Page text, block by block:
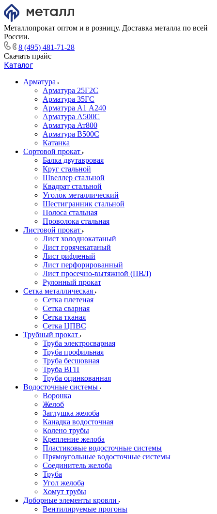
Металлопрокат оптом и в розницу. Доставка металла по всей
России.
8 (495) 481-71-28
Скачать прайс
Каталог
Арматура
Арматура 25Г2С
Арматура 35ГС
Арматура А1 А240
Арматура А500С
Арматура Ат800
Арматура В500С
Катанка
Сортовой прокат
Балка двутавровая
Круг стальной
Швеллер стальной
Квадрат стальной
Уголок металлический
Шестигранник стальной
Полоса стальная
Проволока стальная
Листовой прокат
Лист холоднокатаный
Лист горячекатаный
Лист рифленый
Лист перфорированный
Лист просечно-вытяжной (ПВЛ)
Рулонный прокат
Сетка металлическая
Сетка плетеная
Сетка сварная
Сетка тканая
Сетка ЦПВС
Трубный прокат
Труба электросварная
Труба профильная
Труба бесшовная
Труба ВГП
Труба оцинкованная
Водосточные системы
Воронка
Желоб
Заглушка желоба
Канадка водосточная
Колено трубы
Крепление желоба
Пластиковые водосточные системы
Прямоугольные водосточные системы
Соединитель желоба
Труба
Угол желоба
Хомут трубы
Доборные элементы кровли
Вентилируемые прогоны